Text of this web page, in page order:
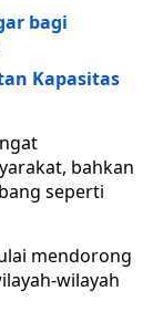
bagi
Kapasitas
bahkan
seperti
mendorong
wilayah